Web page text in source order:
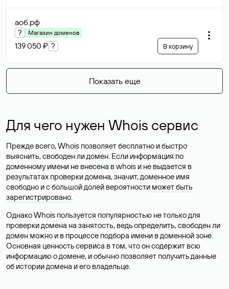
аоб.рф
? Магазин доменов
139 050 ₽ ? В корзину
Показать еще
Для чего нужен Whois сервис
Прежде всего, Whois позволяет бесплатно и быстро
выяснить, свободен ли домен. Если информация по
доменному имени не внесена в whois и не выдается в
результатах проверки домена, значит, доменное имя
свободно и с большой долей вероятности может быть
зарегистрировано.
Однако Whois пользуется популярностью не только для
проверки домена на занятость, ведь определить, свободен ли
домен можно и в процессе подбора имени в доменной зоне.
Основная ценность сервиса в том, что он содержит всю
информацию о домене, и обычно позволяет получить данные
об истории домена и его владельце.